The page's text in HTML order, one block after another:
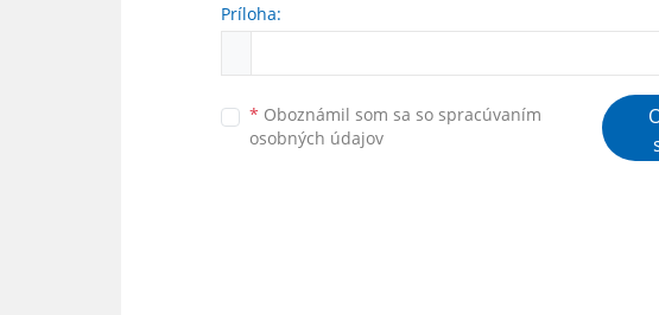
Príloha:
* Oboznámil som sa so spracúvaním
osobných údajov